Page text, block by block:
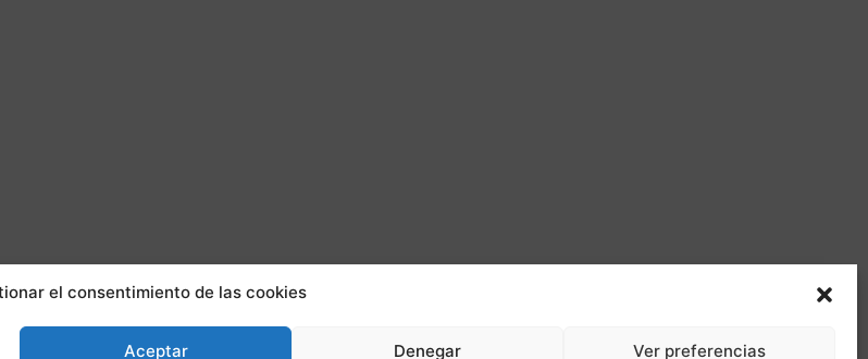
el consentimiento de las cookies
Aceptar Denegar Ver preferencias